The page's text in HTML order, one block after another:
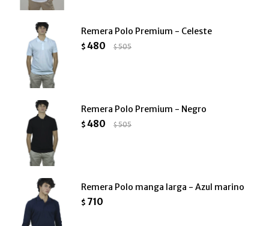
Remera Polo Premium - Celeste
$ 480 $505
Remera Polo Premium - Negro
$ 480 $505
Remera Polo manga larga - Azul marino
$ 710